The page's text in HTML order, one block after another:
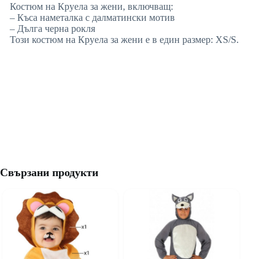
Костюм на Круела за жени, включващ:
– Къса наметалка с далматински мотив
– Дълга черна рокля
Този костюм на Круела за жени е в един размер: XS/S.
Свързани продукти